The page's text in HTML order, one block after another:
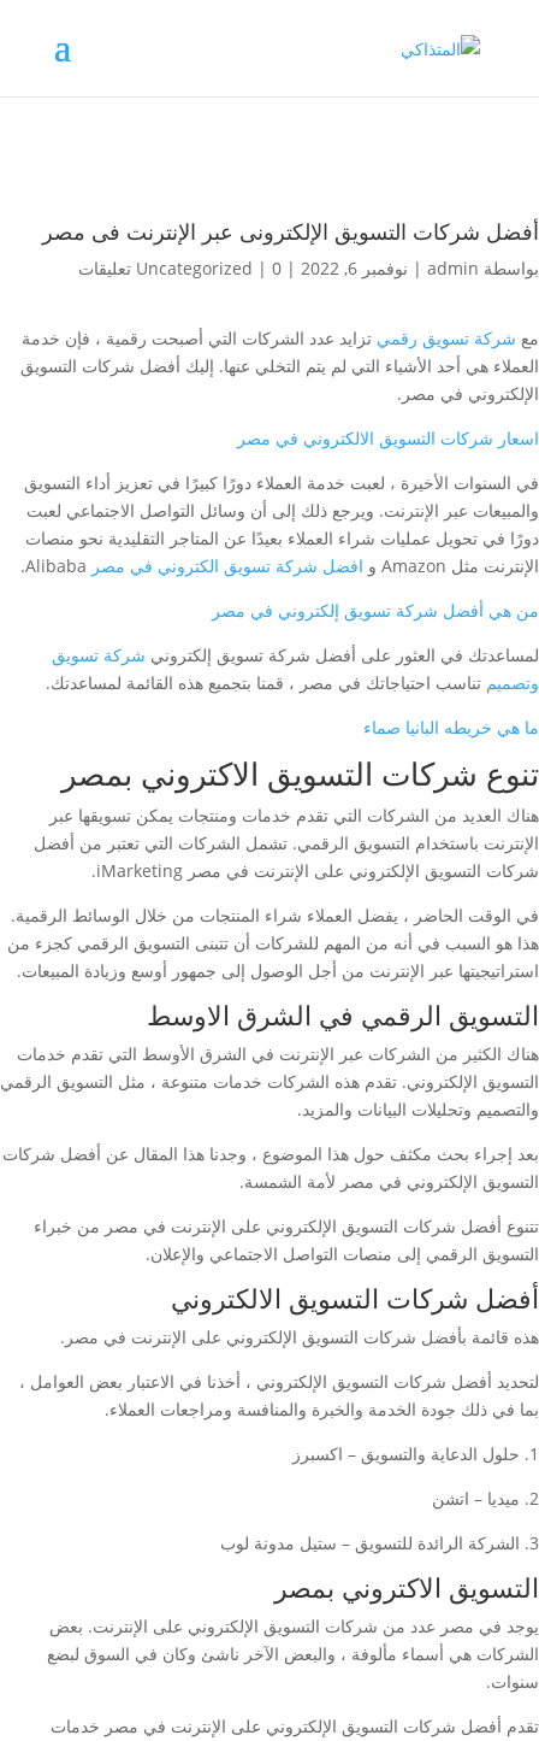
أفضل شركات التسويق الإلكترونى عبر الإنترنت فى مصر
بواسطة admin
| نوفمبر 6, 2022 |
Uncategorized | 0 تعليقات
مع شركة تسويق رقمي تزايد عدد الشركات التي أصبحت رقمية ، فإن خدمة
العملاء هي أحد الأشياء التي لم يتم التخلي عنها. إليك أفضل شركات التسويق
الإلكتروني في مصر.
اسعار شركات التسويق الالكتروني في مصر
في السنوات الأخيرة ، لعبت خدمة العملاء دورًا كبيرًا في تعزيز أداء التسويق
والمبيعات عبر الإنترنت. ويرجع ذلك إلى أن وسائل التواصل الاجتماعي لعبت
دورًا في تحويل عمليات شراء العملاء بعيدًا عن المتاجر التقليدية نحو منصات
الإنترنت مثل Amazon و
افضل شركة تسويق الكتروني في مصر
من هي أفضل شركة تسويق إلكتروني في مصر
لمساعدتك في العثور على أفضل شركة تسويق إلكتروني شركة تسويق
وتصميم تناسب احتياجاتك في مصر ، قمنا بتجميع هذه القائمة لمساعدتك.
ما هي خريطه البانيا صماء
تنوع شركات التسويق الاكتروني بمصر
هناك العديد من الشركات التي تقدم خدمات ومنتجات يمكن تسويقها عبر
الإنترنت باستخدام التسويق الرقمي. تشمل الشركات التي تعتبر من أفضل
شركات التسويق الإلكتروني على الإنترنت في مصر iMarketing.
في الوقت الحاضر ، يفضل العملاء شراء المنتجات من خلال الوسائط الرقمية.
هذا هو السبب في أنه من المهم للشركات أن تتبنى التسويق الرقمي كجزء من
استراتيجيتها عبر الإنترنت من أجل الوصول إلى جمهور أوسع وزيادة المبيعات.
التسويق الرقمي في الشرق الاوسط
هناك الكثير من الشركات عبر الإنترنت في الشرق الأوسط التي تقدم خدمات
التسويق الإلكتروني. تقدم هذه الشركات خدمات متنوعة ، مثل التسويق الرقمي
والتصميم وتحليلات البيانات والمزيد.
بعد إجراء بحث مكثف حول هذا الموضوع ، وجدنا هذا المقال عن أفضل شركات
التسويق الإلكتروني في مصر لأمة الشمسة.
تتنوع أفضل شركات التسويق الإلكتروني على الإنترنت في مصر من خبراء
التسويق الرقمي إلى منصات التواصل الاجتماعي والإعلان.
أفضل شركات التسويق الالكتروني
هذه قائمة بأفضل شركات التسويق الإلكتروني على الإنترنت في مصر.
لتحديد أفضل شركات التسويق الإلكتروني ، أخذنا في الاعتبار بعض العوامل ،
بما في ذلك جودة الخدمة والخبرة والمنافسة ومراجعات العملاء.
1. حلول الدعاية والتسويق – اكسبرز
2. ميديا – اتشن
3. الشركة الرائدة للتسويق – ستيل مدونة لوب
التسويق الاكتروني بمصر
يوجد في مصر عدد من شركات التسويق الإلكتروني على الإنترنت. بعض
الشركات هي أسماء مألوفة ، والبعض الآخر ناشئ وكان في السوق لبضع
سنوات.
تقدم أفضل شركات التسويق الإلكتروني على الإنترنت في مصر خدمات